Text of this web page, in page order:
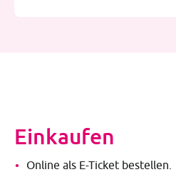
Einkaufen
Online als E-Ticket bestellen.